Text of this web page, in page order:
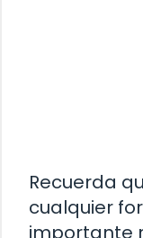
Recuerda
cualquier
importante